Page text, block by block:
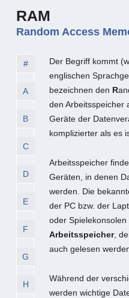
RAM
Random Access
#
A
B
C
D
E
F
G
H
Der Begriff kommt
englischen
bezeichnen den R
den Arbeitsspeicher
Geräte der
komplizierter als es
Arbeitsspeicher
Geräten, in denen
werden. Die
der PC bzw. der
oder
Arbeitsspeicher,
auch gelesen
Während der
werden wichtige